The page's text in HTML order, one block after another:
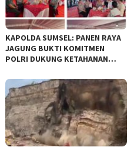
KAPOLDA SUMSEL: PANEN RAYA
JAGUNG BUKTI KOMITMEN
POLRI DUKUNG KETAHANAN